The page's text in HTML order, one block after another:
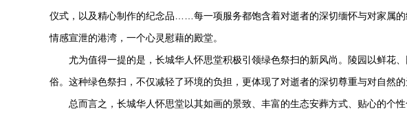
仪式，以及精心制作的纪念品……每一项服务都饱含着对逝者的深切缅怀与对家属
情感宣泄的港湾，一个心灵慰藉的殿堂。
尤为值得一提的是，长城华人怀思堂积极引领绿色祭扫的新风尚。陵园以鲜花
俗。这种绿色祭扫，不仅减轻了环境的负担，更体现了对逝者的深切尊重与对自然的
总而言之，长城华人怀思堂以其如画的景致、丰富的生态安葬方式、贴心的个